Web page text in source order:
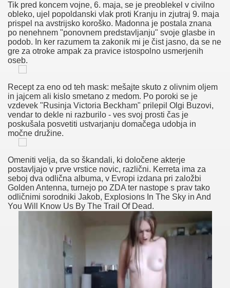
Tik pred koncem vojne, 6. maja, se je preoblekel v civilno
obleko, ujel popoldanski vlak proti Kranju in zjutraj 9. maja
prispel na avstrijsko koroško. Madonna je postala znana
po nenehnem "ponovnem predstavljanju" svoje glasbe in
podob. In ker razumem ta zakonik mi je čist jasno, da se ne
gre za otroke ampak za pravice istospolno usmerjenih
oseb.
Recept za eno od teh mask: mešajte skuto z olivnim oljem
in jajcem ali kislo smetano z medom. Po poroki se je
vzdevek "Rusinja Victoria Beckham" prilepil Olgi Buzovi,
vendar to dekle ni razburilo - ves svoj prosti čas je
poskušala posvetiti ustvarjanju domačega udobja in
močne družine.
Omeniti velja, da so škandali, ki določene akterje
postavljajo v prve vrstice novic, različni. Kerreta ima za
seboj dva odlična albuma, v Evropi izdana pri založbi
Golden Antenna, turnejo po ZDA ter nastope s prav tako
odličnimi sorodniki Jakob, Explosions In The Sky in And
You Will Know Us By The Trail Of Dead.
Ees Otse
En Castellano!!
Con Chicos Gay
Nevera?
Puumanainen Tissi Kiinnostaa Ilmaiset Pornosivustot
Slowley, Uroke, Da Bi Odrasla Suckle, Klasična Kitara
Sex Duimen Moorsel Hoe Heb Je